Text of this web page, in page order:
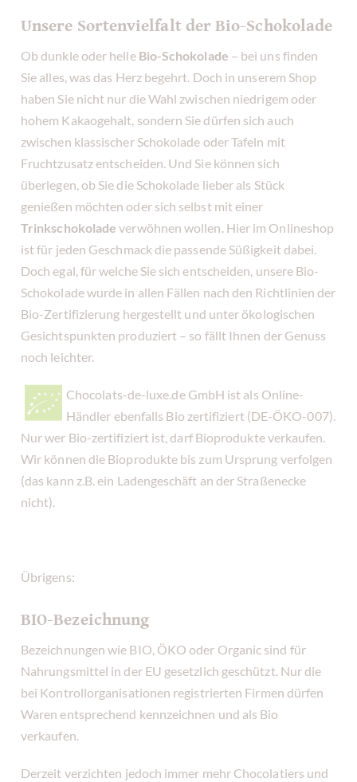
Unsere Sortenvielfalt der Bio-Schokolade
Ob dunkle oder helle Bio-Schokolade – bei uns finden
Sie alles, was das Herz begehrt. Doch in unserem Shop
haben Sie nicht nur die Wahl zwischen niedrigem oder
hohem Kakaogehalt, sondern Sie dürfen sich auch
zwischen klassischer Schokolade oder Tafeln mit
Fruchtzusatz entscheiden. Und Sie können sich
überlegen, ob Sie die Schokolade lieber als Stück
genießen möchten oder sich selbst mit einer
Trinkschokolade verwöhnen wollen. Hier im Onlineshop
ist für jeden Geschmack die passende Süßigkeit dabei.
Doch egal, für welche Sie sich entscheiden, unsere Bio-
Schokolade wurde in allen Fällen nach den Richtlinien der
Bio-Zertifizierung hergestellt und unter ökologischen
Gesichtspunkten produziert – so fällt Ihnen der Genuss
noch leichter.
Chocolats-de-luxe.de GmbH ist als Online-
Händler ebenfalls Bio zertifiziert (DE-ÖKO-007).
Nur wer Bio-zertifiziert ist, darf Bioprodukte verkaufen.
Wir können die Bioprodukte bis zum Ursprung verfolgen
(das kann z.B. ein Ladengeschäft an der Straßenecke
nicht).
Übrigens:
BIO-Bezeichnung
Bezeichnungen wie BIO, ÖKO oder Organic sind für
Nahrungsmittel in der EU gesetzlich geschützt. Nur die
bei Kontrollorganisationen registrierten Firmen dürfen
Waren entsprechend kennzeichnen und als Bio
verkaufen.
Derzeit verzichten jedoch immer mehr Chocolatiers und